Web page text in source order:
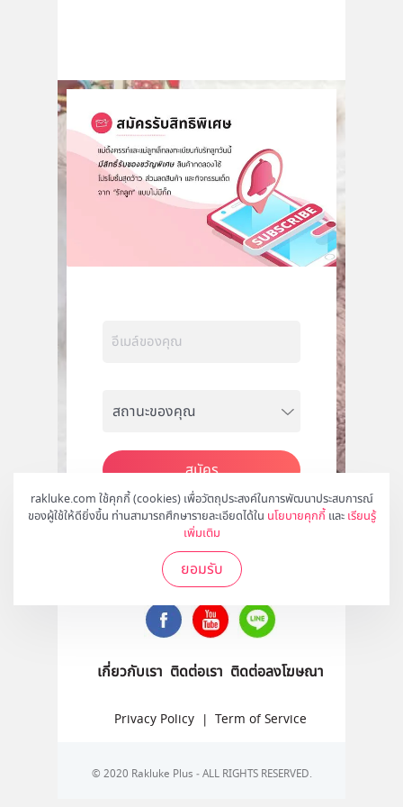
rakluke.com ใช้คุกกี้ (cookies) เพื่อวัตถุประสงค์ในการพัฒนาประสบการณ์
ของผู้ใช้ให้ดียิ่งขึ้น ท่านสามารถศึกษารายละเอียดได้ใน นโยบายคุกกี้ และ เรียนรู้
เพิ่มเติม
ยอมรับ
สมัคร
ติดตามเราได้ที่
เกี่ยวกับเรา ติดต่อเรา ติดต่อลงโฆษณา
Privacy Policy | Term of Service
© 2020 Rakluke Plus - ALL RIGHTS RESERVED.